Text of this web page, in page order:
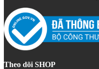
Theo dõi SHOP